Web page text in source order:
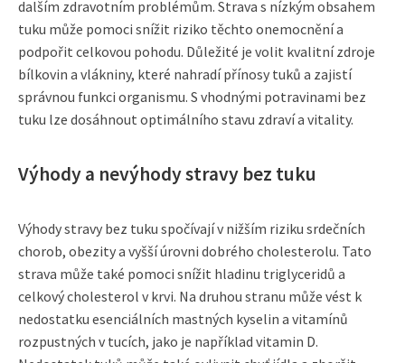
dalším zdravotním problémům. Strava s nízkým obsahem
tuku může pomoci snížit riziko těchto onemocnění a
podpořit celkovou pohodu. Důležité je volit kvalitní zdroje
bílkovin a vlákniny, které nahradí přínosy tuků a zajistí
správnou funkci organismu. S vhodnými potravinami bez
tuku lze dosáhnout optimálního stavu zdraví a vitality.
Výhody a nevýhody stravy bez tuku
Výhody stravy bez tuku spočívají v nižším riziku srdečních
chorob, obezity a vyšší úrovni dobrého cholesterolu. Tato
strava může také pomoci snížit hladinu triglyceridů a
celkový cholesterol v krvi. Na druhou stranu může vést k
nedostatku esenciálních mastných kyselin a vitamínů
rozpustných v tucích, jako je například vitamin D.